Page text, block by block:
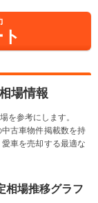
場情報
を参考にします。
古車物件掲載数を持
車を売却する最適な
相場推移グラフ